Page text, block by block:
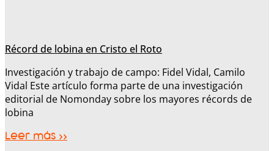
Récord de lobina en Cristo el Roto
Investigación y trabajo de campo: Fidel Vidal, Camilo
Vidal Este artículo forma parte de una investigación
editorial de Nomonday sobre los mayores récords de
lobina
Leer más >>